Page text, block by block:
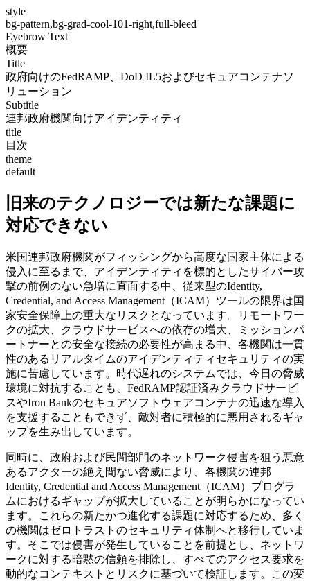
style
bg-pattern,bg-grad-cool-101-right,full-bleed
Eyebrow Text
概要
Title
政府向けのFedRAMP、DoD IL5およびセキュアコンテナソ
リューション
Subtitle
連邦政府機関向けアイデンティティ
title
目次
theme
default
旧来のテクノロジーでは新たな課題に
対応できない
米国連邦政府機関がフィッシングから高度な国家主体による
侵入に至るまで、アイデンティティを標的としたサイバー攻
撃の前例のない急増に直面する中、従来型のIdentity,
Credential, and Access Management（ICAM）ツールの限界は国
家安全保障上の重大なリスクとなっています。リモートワー
クの拡大、クラウドサービスへの依存の増大、ミッションパ
ートナーとの安全な接続の必要性が高まる中、各機関は一貫
性のあるリアルタイムのアイデンティティセキュリティの実
施に苦慮しています。時代遅れのシステムでは、今日の脅威
環境に対抗することも、FedRAMP認証済みクラウドサービ
スやIron Bankのセキュアソフトウェアコンテナの迅速な導入
を支援することもできず、敵対者に積極的に悪用されるギャ
ップを生み出しています。
同時に、政府および民間部門のネットワーク侵害を狙う悪意
あるアクターの絶え間ない脅威により、各機関の連邦
Identity, Credential and Access Management（ICAM）プログラ
ムにおけるギャップが拡大していることが明らかになってい
ます。これらの新たかつ進化する課題に対応するため、多く
の機関はゼロトラストのセキュリティ体制へと移行していま
す。そこでは侵害が発生していることを前提とし、ネットワ
ークに対する暗黙の信頼を排除し、すべてのアクセス要求を
動的なコンテキストとリスクに基づいて検証します。この変